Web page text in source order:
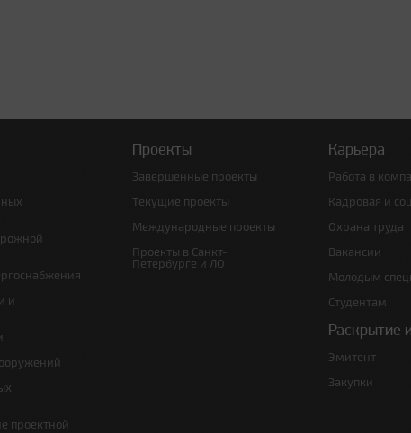
и
проектной
Проекты
Завершенные проекты
Текущие проекты
Международные проекты
Проекты в Санкт-
Петербурге и ЛО
Карьера
Работа в
Кадровая и
Охрана труда
Вакансии
Молодым
Студентам
Раскрытие
Эмитент
Закупки